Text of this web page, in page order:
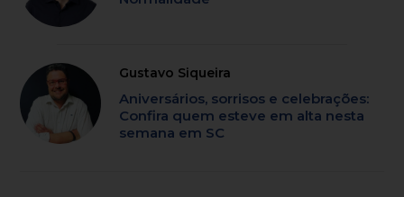
Gustavo Siqueira
Aniversários, sorrisos e celebrações:
Confira quem esteve em alta nesta
semana em SC